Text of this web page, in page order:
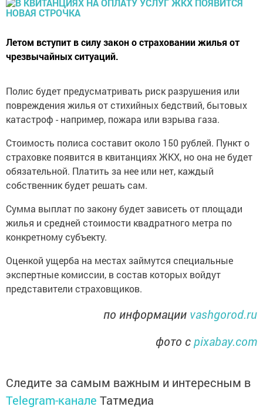
Летом вступит в силу закон о страховании жилья от
чрезвычайных ситуаций.
Полис будет предусматривать риск разрушения или
повреждения жилья от стихийных бедствий, бытовых
катастроф - например, пожара или взрыва газа.
Стоимость полиса составит около 150 рублей. Пункт о
страховке появится в квитанциях ЖКХ, но она не будет
обязательной. Платить за нее или нет, каждый
собственник будет решать сам.
Сумма выплат по закону будет зависеть от площади
жилья и средней стоимости квадратного метра по
конкретному субъекту.
Оценкой ущерба на местах займутся специальные
экспертные комиссии, в состав которых войдут
представители страховщиков.
по информации vashgorod.ru
фото сpixabay.com
Следите за самым важным и интересным в
Telegram-канале Татмедиа